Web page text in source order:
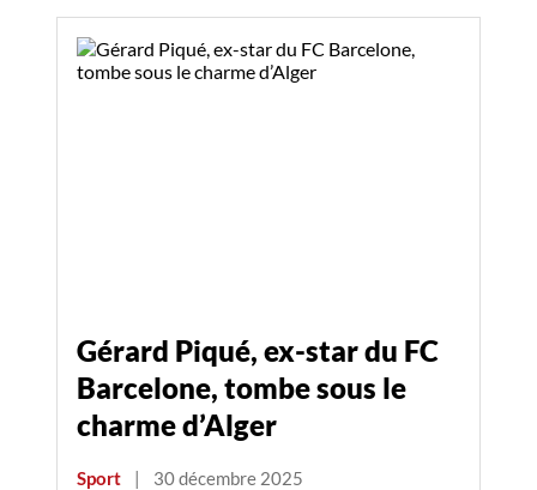
Gérard Piqué, ex-star du FC
Barcelone, tombe sous le
charme d’Alger
Sport | 30 décembre 2025